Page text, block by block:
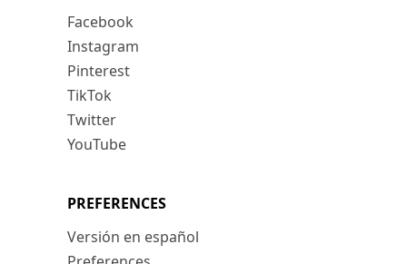
Facebook
Instagram
Pinterest
TikTok
Twitter
YouTube
PREFERENCES
Versión en español